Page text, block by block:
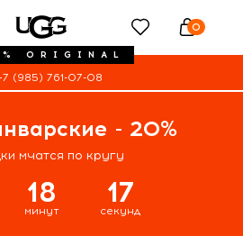
ORIGINAL
0
(985) 761-07-08
- 20%
мчатся по кругу
18
минут
17
секунд